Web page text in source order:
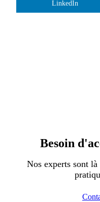
LinkedIn
Besoin
Nos experts sont